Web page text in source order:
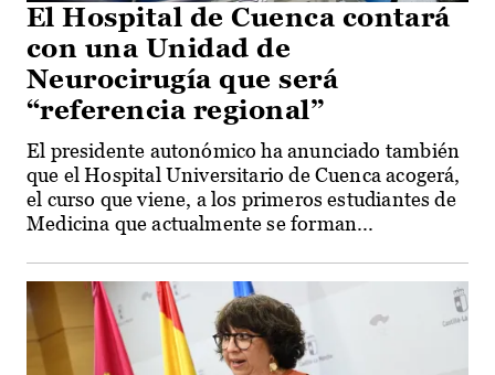
El Hospital de Cuenca contará
con una Unidad de
Neurocirugía que será
“referencia regional”
El presidente autonómico ha anunciado también
que el Hospital Universitario de Cuenca acogerá,
el curso que viene, a los primeros estudiantes de
Medicina que actualmente se forman...